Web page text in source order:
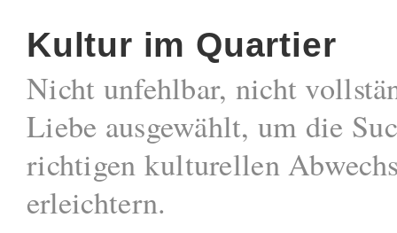
Kultur im Quartier
Nicht unfehlbar, nicht
Liebe ausgewählt, um die
richtigen kulturellen
erleichtern.